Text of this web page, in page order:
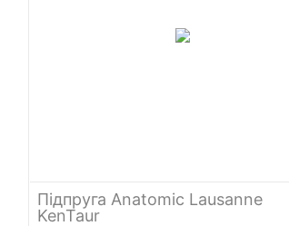
Підпруга Anatomic Lausanne
KenTaur